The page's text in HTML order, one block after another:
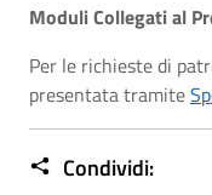
Moduli Collegati al
Per le richieste di
presentata tramite
Condividi: